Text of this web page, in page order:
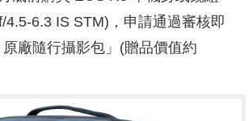
4.5-6.3 IS STM)，申請通過審核即
廠隨行攝影包」(贈品價值約